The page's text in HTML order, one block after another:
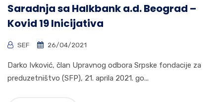
Saradnja sa Halkbank a.d. Beograd –
Kovid 19 Inicijativa
SEF 26/04/2021
Darko Ivković, član Upravnog odbora Srpske fondacije za
preduzetništvo (SFP), 21. aprila 2021. go...